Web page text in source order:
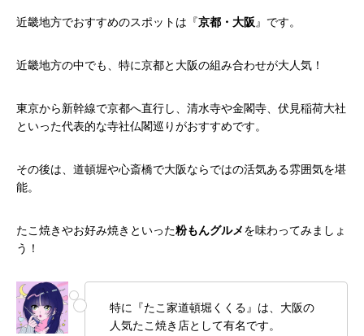
近畿地方でおすすめのスポットは『京都・大阪』です。
近畿地方の中でも、特に京都と大阪の組み合わせが大人気！
東京から新幹線で京都へ直行し、清水寺や金閣寺、伏見稲荷大社
といった代表的な寺社仏閣巡りがおすすめです。
その後は、道頓堀や心斎橋で大阪ならではの活気ある雰囲気を堪
能。
たこ焼きやお好み焼きといった粉もんグルメを味わってみましょ
う！
特に『たこ家道頓堀くくる』は、大阪の
人気たこ焼き店として有名です。